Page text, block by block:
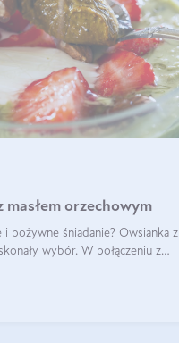
masłem orzechowym
i pożywne śniadanie? Owsianka z
wybór. W połączeniu z